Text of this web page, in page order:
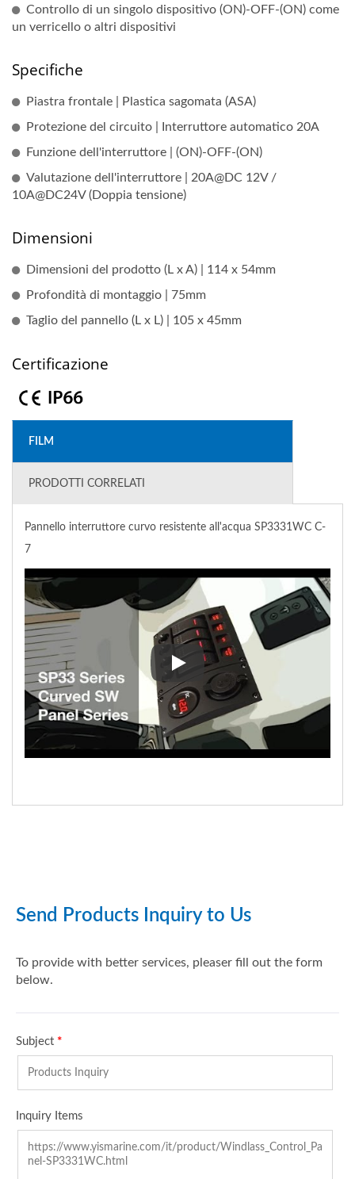
Controllo di un singolo dispositivo (ON)-OFF-(ON) come
un verricello o altri dispositivi
Specifiche
Piastra frontale | Plastica sagomata (ASA)
Protezione del circuito | Interruttore automatico 20A
Funzione dell'interruttore | (ON)-OFF-(ON)
Valutazione dell'interruttore | 20A@DC 12V /
10A@DC24V (Doppia tensione)
Dimensioni
Dimensioni del prodotto (L x A) | 114 x 54mm
Profondità di montaggio | 75mm
Taglio del pannello (L x L) | 105 x 45mm
Certificazione
FILM
PRODOTTI CORRELATI
Pannello interruttore curvo resistente all'acqua SP3331WC C-
7
Pannello interruttore curvo